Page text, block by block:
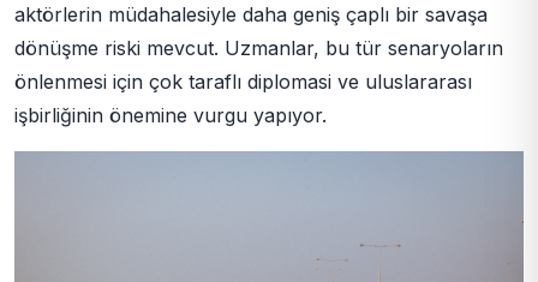
aktörlerin müdahalesiyle daha geniş çaplı bir savaşa
dönüşme riski mevcut. Uzmanlar, bu tür senaryoların
önlenmesi için çok taraflı diplomasi ve uluslararası
işbirliğinin önemine vurgu yapıyor.